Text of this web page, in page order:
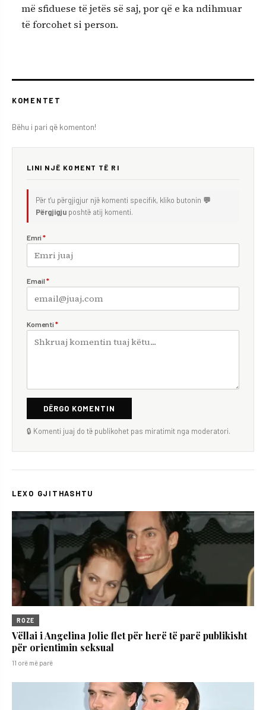
më sfiduese të jetës së saj, por që e ka ndihmuar
të forcohet si person.
KOMENTET
Bëhu i pari që komenton!
LINI NJË KOMENT TË RI
Për t'u përgjigjur një komenti specifik, kliko butonin 💬
Përgjigju poshtë atij komenti.
Emri *
Email *
Komenti *
DËRGO KOMENTIN
🔒 Komenti juaj do të publikohet pas miratimit nga moderatori.
LEXO GJITHASHTU
ROZE
Vëllai i Angelina Jolie flet për herë të parë publikisht
për orientimin seksual
11 orë më parë